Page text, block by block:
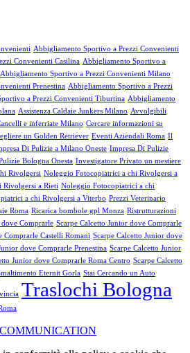
Abbigliamento Sportivo a Prezzi Convenienti
Convenienti Casilina Abbigliamento Sportivo a
Abbigliamento Sportivo a Prezzi Convenienti Milano
Prenestina Abbigliamento Sportivo a Prezzi
a Prezzi Convenienti Tiburtina Abbigliamento
Assistenza Caldaie Junkers Milano Avvolgibili
e inferriate Milano Cercare informazioni su
un Golden Retriever Eventi Aziendali Roma Il
Di Pulizie a Milano Oneste Impresa Di Pulizie
Bologna Onesta Investigatore Privato un mestiere
Rivolgersi Noleggio Fotocopiatrici a chi Rivolgersi a
Rivolgersi a Rieti Noleggio Fotocopiatrici a chi
a chi Rivolgersi a Viterbo Prezzi Veterinario
Roma Ricarica bombole gpl Monza Ristrutturazioni
dove Comprarle Scarpe Calcetto Junior dove Comprarle
Comprarle Castelli Romani Scarpe Calcetto Junior dove
dove Comprarle Prenestina Scarpe Calcetto Junior
Junior dove Comprarle Roma Centro Scarpe Calcetto
Eternit Gorla Stai Cercando un Auto
Traslochi Bologna